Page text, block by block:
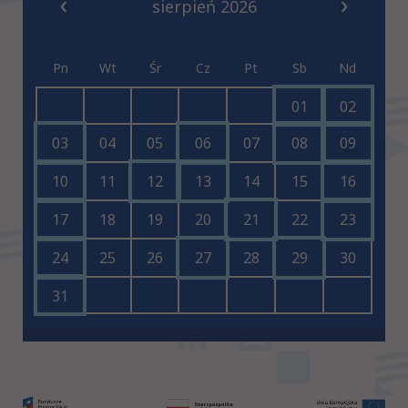
sierpień 2026
Pn Wt Śr Cz Pt Sb Nd
01
02
03
04 05 06 07 08
09
10
11 12 13 14 15
16
17
18 19 20 21 22
23
24
25 26 27 28 29
30
31